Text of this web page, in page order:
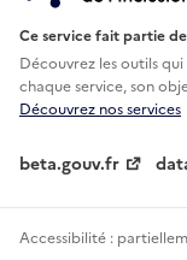
Ce service fait partie
Découvrez les outils
chaque service, son
Découvrez nos services
beta.gouv.fr
Accessibilité :